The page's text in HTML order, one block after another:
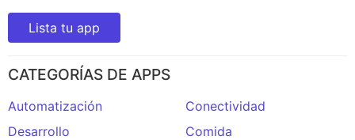
Lista tu app
CATEGORÍAS DE APPS
Automatización
Conectividad
Desarrollo
Comida